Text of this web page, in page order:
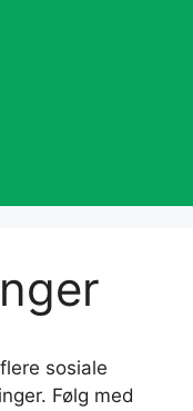
sosiale
Følg med